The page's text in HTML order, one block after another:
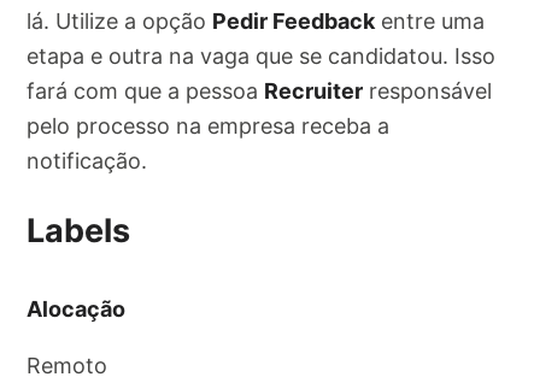
lá. Utilize a opção Pedir Feedback entre uma
etapa e outra na vaga que se candidatou. Isso
fará com que a pessoa Recruiter responsável
pelo processo na empresa receba a
notificação.
Labels
Alocação
Remoto